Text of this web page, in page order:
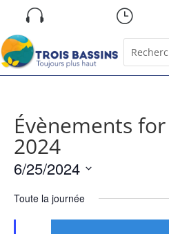
 }
for...
Évènements
2024
6/25/2024
une
date.
Toute la journée